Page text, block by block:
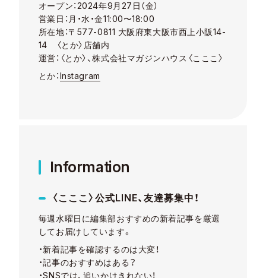
オープン：2024年9月27日（金）
営業日：月・水・金11:00〜18:00
所在地：〒577-0811 大阪府東大阪市西上小阪14-
14 〈とか〉店舗内
運営：〈とか〉、株式会社マガジンハウス〈こここ〉
とか：Instagram
Information
〈こここ〉公式LINE、友達募集中！
毎週水曜日に編集部おすすめの新着記事を厳選
してお届けしています。
・新着記事を確認するのは大変！
・記事のおすすめはある？
・SNSでは、追いかけきれない！